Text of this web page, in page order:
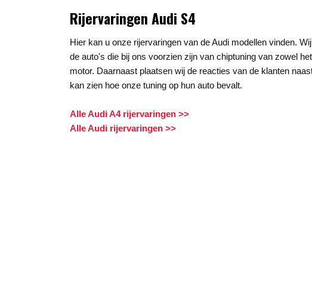
Rijervaringen Audi S4
Hier kan u onze rijervaringen van de Audi modellen vinden.
de auto's die bij ons voorzien zijn van chiptuning van zowel
motor. Daarnaast plaatsen wij de reacties van de klanten
kan zien hoe onze tuning op hun auto bevalt.
Alle Audi A4 rijervaringen >>
Alle Audi rijervaringen >>